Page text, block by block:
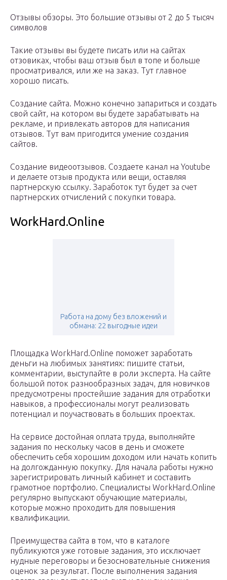
Отзывы обзоры. Это большие отзывы от 2 до 5 тысяч
символов
Такие отзывы вы будете писать или на сайтах
отзовиках, чтобы ваш отзыв был в топе и больше
просматривался, или же на заказ. Тут главное
хорошо писать.
Создание сайта. Можно конечно запариться и создать
свой сайт, на котором вы будете зарабатывать на
рекламе, и привлекать авторов для написания
отзывов. Тут вам пригодится умение создания
сайтов.
Создание видеоотзывов. Создаете канал на Youtube
и делаете отзыв продукта или вещи, оставляя
партнерскую ссылку. Заработок тут будет за счет
партнерских отчислений с покупки товара.
WorkHard.Online
Работа на дому без вложений и
обмана: 22 выгодные идеи
Площадка WorkHard.Online поможет заработать
деньги на любимых занятиях: пишите статьи,
комментарии, выступайте в роли эксперта. На сайте
большой поток разнообразных задач, для новичков
предусмотрены простейшие задания для отработки
навыков, а профессионалы могут реализовать
потенциал и поучаствовать в больших проектах.
На сервисе достойная оплата труда, выполняйте
задания по нескольку часов в день и сможете
обеспечить себя хорошим доходом или начать копить
на долгожданную покупку. Для начала работы нужно
зарегистрировать личный кабинет и составить
грамотное портфолио. Специалисты WorkHard.Online
регулярно выпускают обучающие материалы,
которые можно проходить для повышения
квалификации.
Преимущества сайта в том, что в каталоге
публикуются уже готовые задания, это исключает
нудные переговоры и безосновательные снижения
оценок за результат. После выполнения задания